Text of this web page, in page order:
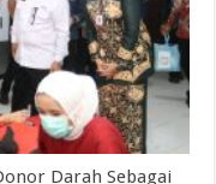
Darah Sebagai